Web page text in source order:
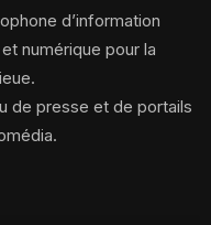
d’information
numérique pour la
de presse et de portails